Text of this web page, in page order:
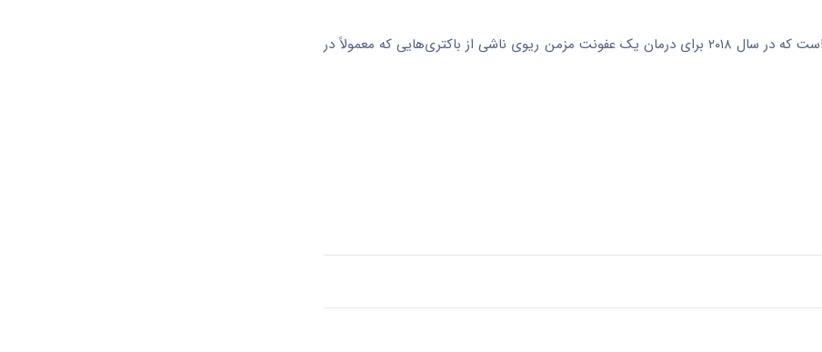
این دومین تأییدیه FDA برای شرکت اینسمد پس از داروی آریکایس است که در سال ۲۰۱۸ برای درمان یک عفونت مزمن ریوی ناشی از باکتری‌هایی که معمولاً در